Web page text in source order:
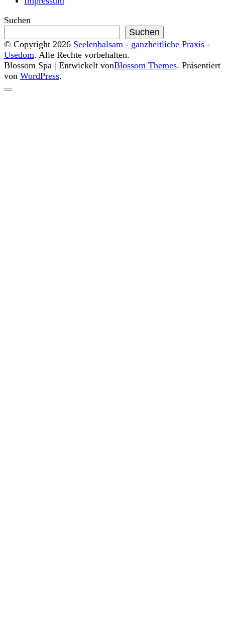
Suchen
Suchen
© Copyright 2026 Seelenbalsam - ganzheitliche Praxis -
Usedom. Alle Rechte vorbehalten.
Blossom Spa | Entwickelt vonBlossom Themes. Präsentiert
von WordPress.